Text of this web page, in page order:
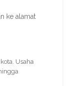
ke alamat
Usaha